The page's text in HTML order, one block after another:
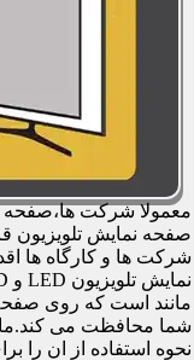
معمولا شرکت ها،صفحه
صفحه نمایش تلویزیون
شرکت ها و کارگاه ها
مانند است که روی صفحه
شما محافظت می
نحوه استفاده از ان را